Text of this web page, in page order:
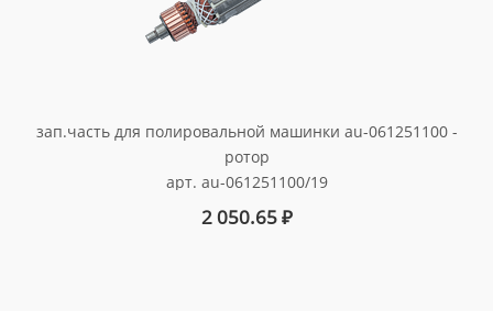
зап.часть для полировальной машинки au-061251100 -
ротор
арт. au-061251100/19
2 050.65₽